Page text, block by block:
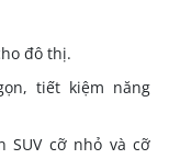
đô thị.
tiết kiệm năng
SUV cỡ nhỏ và cỡ